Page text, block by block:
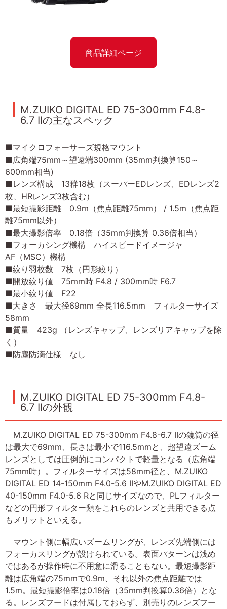
商品詳細ページ
M.ZUIKO DIGITAL ED 75-300mm F4.8-
6.7 IIの主なスペック
■マイクロフォーサーズ規格マウント
■広角端75mm～望遠端300mm (35mm判換算150～
600mm相当)
■レンズ構成 13群18枚（スーパーEDレンズ、EDレンズ2
枚、HRレンズ3枚含む）
■最短撮影距離 0.9m（焦点距離75mm） / 1.5m（焦点距
離75mm以外）
■最大撮影倍率 0.18倍（35mm判換算 0.36倍相当）
■フォーカシング機構 ハイスピードイメージャ
AF（MSC）機構
■絞り羽枚数 7枚（円形絞り）
■開放絞り値 75mm時 F4.8 / 300mm時 F6.7
■最小絞り値 F22
■大きさ 最大径69mm 全長116.5mm フィルターサイズ
58mm
■質量 423g （レンズキャップ、レンズリアキャップを除
く）
■防塵防滴仕様 なし
M.ZUIKO DIGITAL ED 75-300mm F4.8-
6.7 IIの外観
M.ZUIKO DIGITAL ED 75-300mm F4.8-6.7 IIの鏡筒の径
は最大で69mm、長さは最小で116.5mmと、超望遠ズーム
レンズとしては圧倒的にコンパクトで軽量となる（広角端
75mm時）。フィルターサイズは58mm径と、M.ZUIKO
DIGITAL ED 14-150mm F4.0-5.6 IIやM.ZUIKO DIGITAL ED
40-150mm F4.0-5.6 Rと同じサイズなので、PLフィルター
などの円形フィルター類をこれらのレンズと共用できる点
もメリットといえる。
マウント側に幅広いズームリングが、レンズ先端側には
フォーカスリングが設けられている。表面パターンは浅め
ではあるが操作時に不用意に滑ることもない。最短撮影距
離は広角端の75mmで0.9m、それ以外の焦点距離では
1.5m。最短撮影倍率は0.18倍（35mm判換算0.36倍）とな
る。レンズフードは付属しておらず、別売りのレンズフー